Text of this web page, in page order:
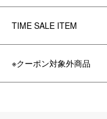
TIME SALE ITEM
※クーポン対象外商品